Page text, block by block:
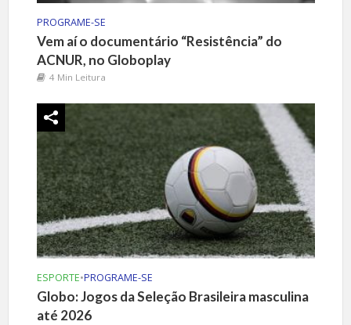
PROGRAME-SE
Vem aí o documentário “Resistência” do
ACNUR, no Globoplay
4 Min Leitura
ESPORTE•PROGRAME-SE
Globo: Jogos da Seleção Brasileira masculina
até 2026